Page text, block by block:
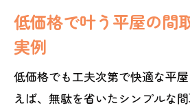
低価格で叶う平屋の間
実例
低価格でも工夫次第で快適な平
えば、無駄を省いたシンプルな